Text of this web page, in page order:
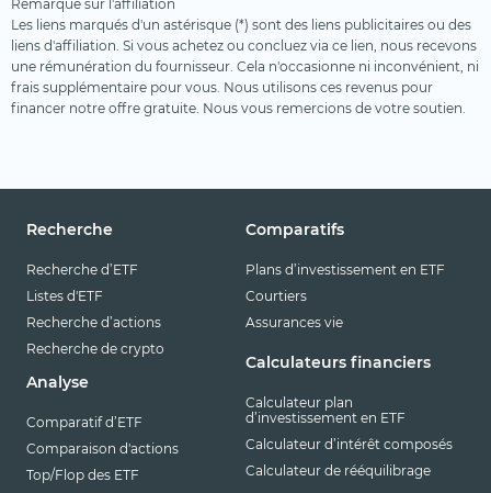
Remarque sur l'affiliation
Les liens marqués d'un astérisque (*) sont des liens publicitaires ou des
liens d'affiliation. Si vous achetez ou concluez via ce lien, nous recevons
une rémunération du fournisseur. Cela n'occasionne ni inconvénient, ni
frais supplémentaire pour vous. Nous utilisons ces revenus pour
financer notre offre gratuite. Nous vous remercions de votre soutien.
Recherche
Recherche d’ETF
Listes d'ETF
Recherche d’actions
Recherche de crypto
Analyse
Comparatif d’ETF
Comparaison d'actions
Top/Flop des ETF
Comparatifs
Plans d’investissement en ETF
Courtiers
Assurances vie
Calculateurs financiers
Calculateur plan
d’investissement en ETF
Calculateur d’intérêt composés
Calculateur de rééquilibrage